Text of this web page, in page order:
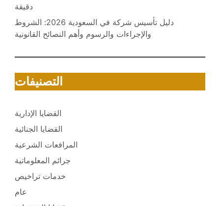
دقيقة
دليل تأسيس شركة في السعودية 2026: الشروط
والإجراءات والرسوم وأهم النصائح القانونية
التصنيفات
القضايا الإدارية
القضايا الجنائية
المرافعات الشرعية
جرائم المعلوماتية
خدمات تراخيص
عام